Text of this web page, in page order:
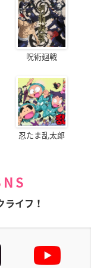
呪術廻戦
忍たま乱太郎
ライフ！